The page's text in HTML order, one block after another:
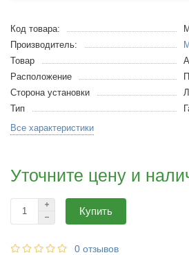
Код товара:
Производитель:
Товар
Расположение
Сторона установки
Тип
Все характеристики
Уточните цену и
Купить
0 отзывов